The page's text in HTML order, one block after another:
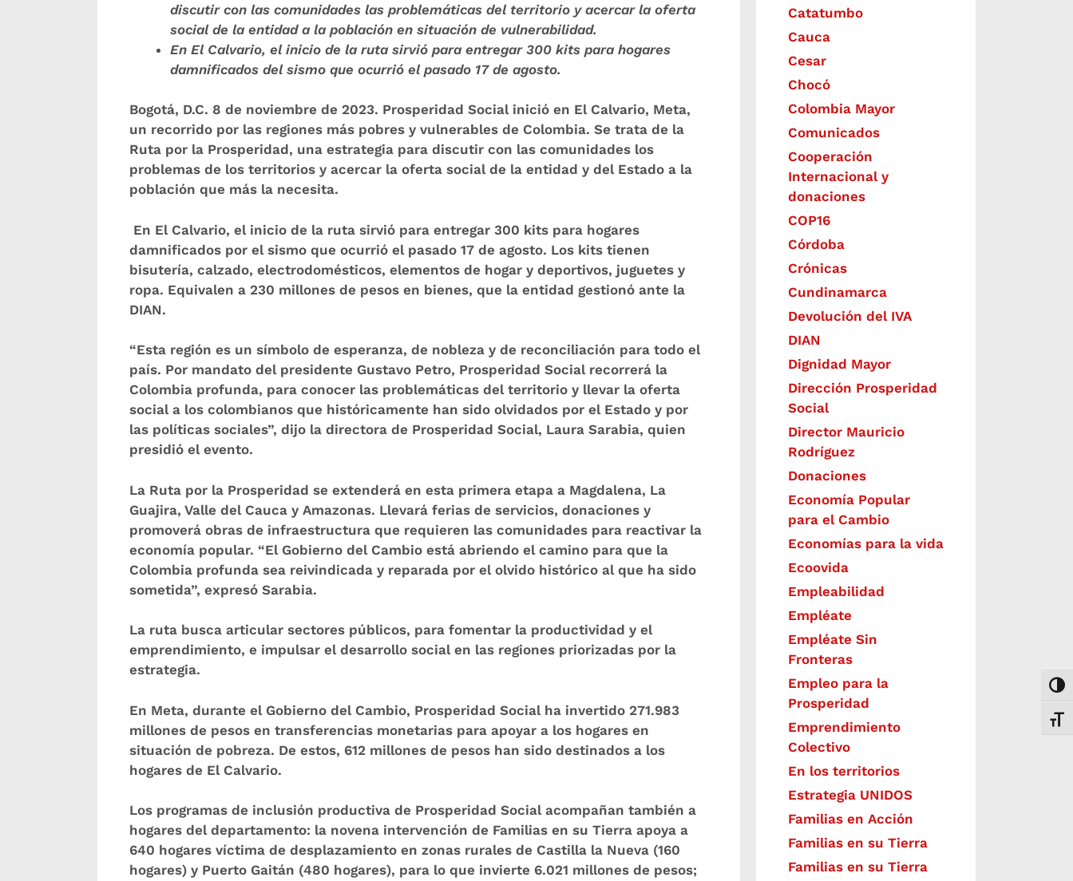
discutir con las comunidades las problemáticas del territorio y acercar la oferta
social de la entidad a la población en situación de vulnerabilidad.
En El Calvario, el inicio de la ruta sirvió para entregar 300 kits para hogares
damnificados del sismo que ocurrió el pasado 17 de agosto.
Bogotá, D.C. 8 de noviembre de 2023. Prosperidad Social inició en El Calvario, Meta,
un recorrido por las regiones más pobres y vulnerables de Colombia. Se trata de la
Ruta por la Prosperidad, una estrategia para discutir con las comunidades los
problemas de los territorios y acercar la oferta social de la entidad y del Estado a la
población que más la necesita.
En El Calvario, el inicio de la ruta sirvió para entregar 300 kits para hogares
damnificados por el sismo que ocurrió el pasado 17 de agosto. Los kits tienen
bisutería, calzado, electrodomésticos, elementos de hogar y deportivos, juguetes y
ropa. Equivalen a 230 millones de pesos en bienes, que la entidad gestionó ante la
DIAN.
“Esta región es un símbolo de esperanza, de nobleza y de reconciliación para todo el
país. Por mandato del presidente Gustavo Petro, Prosperidad Social recorrerá la
Colombia profunda, para conocer las problemáticas del territorio y llevar la oferta
social a los colombianos que históricamente han sido olvidados por el Estado y por
las políticas sociales”, dijo la directora de Prosperidad Social, Laura Sarabia, quien
presidió el evento.
La Ruta por la Prosperidad se extenderá en esta primera etapa a Magdalena, La
Guajira, Valle del Cauca y Amazonas. Llevará ferias de servicios, donaciones y
promoverá obras de infraestructura que requieren las comunidades para reactivar la
economía popular. “El Gobierno del Cambio está abriendo el camino para que la
Colombia profunda sea reivindicada y reparada por el olvido histórico al que ha sido
sometida”, expresó Sarabia.
La ruta busca articular sectores públicos, para fomentar la productividad y el
emprendimiento, e impulsar el desarrollo social en las regiones priorizadas por la
estrategia.
En Meta, durante el Gobierno del Cambio, Prosperidad Social ha invertido 271.983
millones de pesos en transferencias monetarias para apoyar a los hogares en
situación de pobreza. De estos, 612 millones de pesos han sido destinados a los
hogares de El Calvario.
Los programas de inclusión productiva de Prosperidad Social acompañan también a
hogares del departamento: la novena intervención de Familias en su Tierra apoya a
640 hogares víctima de desplazamiento en zonas rurales de Castilla la Nueva (160
hogares) y Puerto Gaitán (480 hogares), para lo que invierte 6.021 millones de pesos;
Catatumbo
Cauca
Cesar
Chocó
Colombia Mayor
Comunicados
Cooperación
Internacional y
donaciones
COP16
Córdoba
Crónicas
Cundinamarca
Devolución del IVA
DIAN
Dignidad Mayor
Dirección Prosperidad
Social
Director Mauricio
Rodríguez
Donaciones
Economía Popular
para el Cambio
Economías para la vida
Ecoovida
Empleabilidad
Empléate
Empléate Sin
Fronteras
Empleo para la
Prosperidad
Emprendimiento
Colectivo
En los territorios
Estrategia UNIDOS
Familias en Acción
Familias en su Tierra
Familias en su Tierra